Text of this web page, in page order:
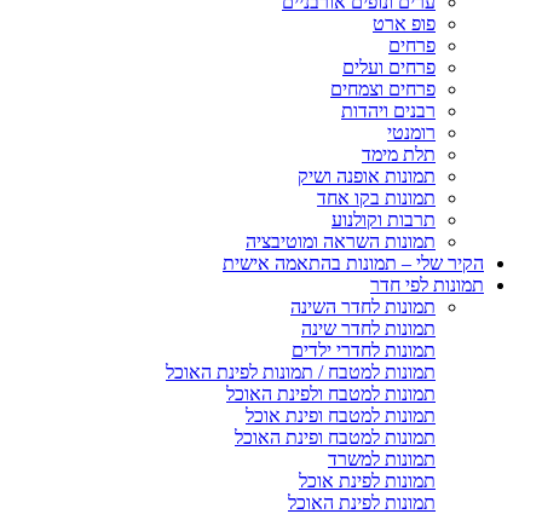
פופ ארט
פרחים
פרחים ועלים
פרחים וצמחים
רבנים ויהדות
רומנטי
תלת מימד
תמונות אופנה ושיק
תמונות בקו אחד
תרבות וקולנוע
תמונות השראה ומוטיבציה
הקיר שלי – תמונות בהתאמה אישית
תמונות לפי חדר
תמונות לחדר השינה
תמונות לחדר שינה
תמונות לחדרי ילדים
תמונות למטבח / תמונות לפינת האוכל
תמונות למטבח ולפינת האוכל
תמונות למטבח ופינת אוכל
תמונות למטבח ופינת האוכל
תמונות למשרד
תמונות לפינת אוכל
תמונות לפינת האוכל